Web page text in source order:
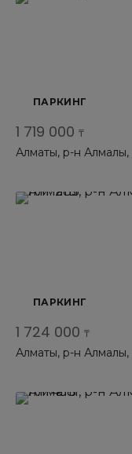
ПАРКИНГ
1 719 000 ₸
Алматы, р-н
ПАРКИНГ
1 724 000 ₸
Алматы, р-н